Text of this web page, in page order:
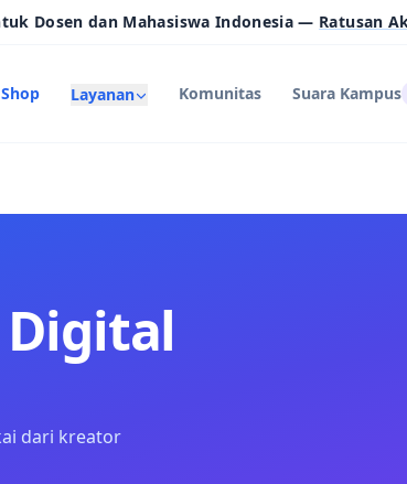
Dosen dan Mahasiswa Indonesia — Ratusan
Shop Layanan Komunitas Suara Kampus
dari kreator